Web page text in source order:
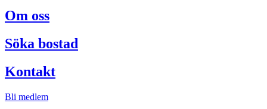
Om oss
Söka bostad
Kontakt
Bli medlem